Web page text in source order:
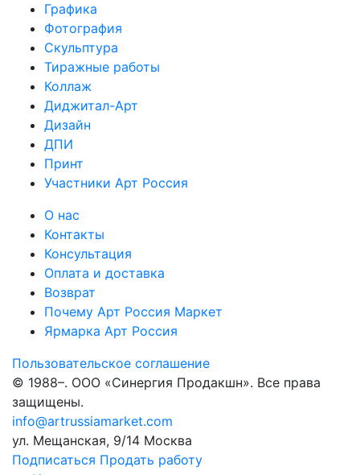
Графика
Фотография
Скульптура
Тиражные работы
Коллаж
Диджитал-Арт
Дизайн
ДПИ
Принт
Участники Арт Россия
О нас
Контакты
Консультация
Оплата и доставка
Возврат
Почему Арт Россия Маркет
Ярмарка Арт Россия
Пользовательское соглашение
© 1988–. ООО «Синергия Продакшн». Все права
защищены.
info@artrussiamarket.com
ул. Мещанская, 9/14 Москва
Подписаться Продать работу